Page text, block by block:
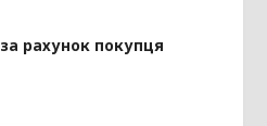
за рахунок покупця